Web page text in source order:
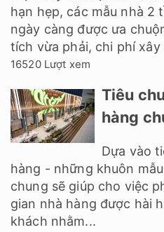
hạn hẹp, các mẫu nhà 2
ngày càng được ưa
tích vừa phải, chi phí xây
16520 Lượt xem
Tiêu
hàng
Dựa vào
hàng - những khuôn
chung sẽ giúp cho việc
gian nhà hàng được hài
khách nhằm...